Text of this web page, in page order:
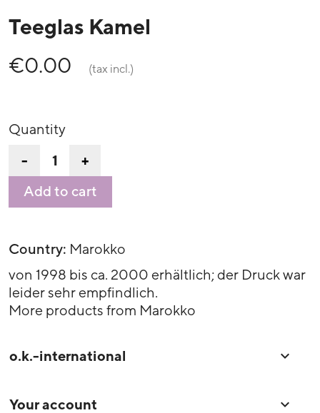
Teeglas Kamel
€0.00
(tax incl.)
Quantity
- +
Add to cart
Country: Marokko
von 1998 bis ca. 2000 erhältlich; der Druck war
leider sehr empfindlich.
More products from Marokko
o.k.-international 
Your account 